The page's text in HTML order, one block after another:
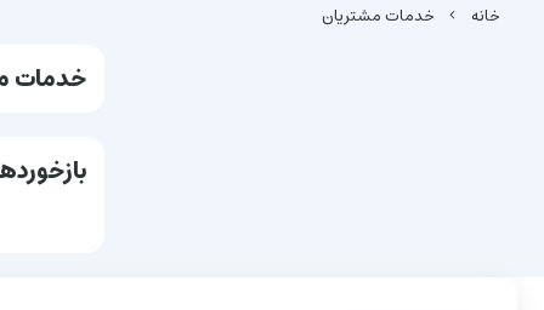
خانه
خدمات مشتریان
خدمات